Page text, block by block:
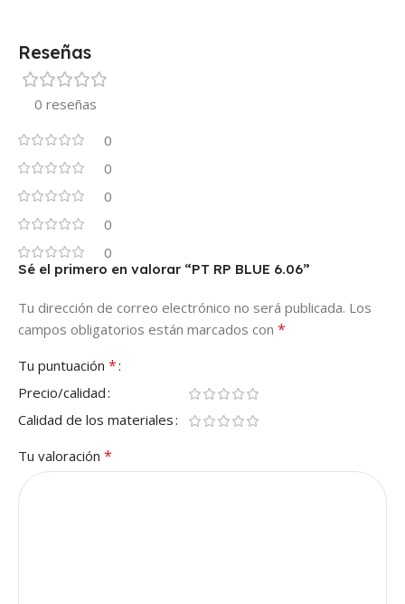
Reseñas
0 reseñas
0
0
0
0
0
Sé el primero en valorar “PT RP BLUE 6.06”
Tu dirección de correo electrónico no será publicada. Los
campos obligatorios están marcados con *
Tu puntuación *
Precio/calidad
Calidad de los materiales
Tu valoración *